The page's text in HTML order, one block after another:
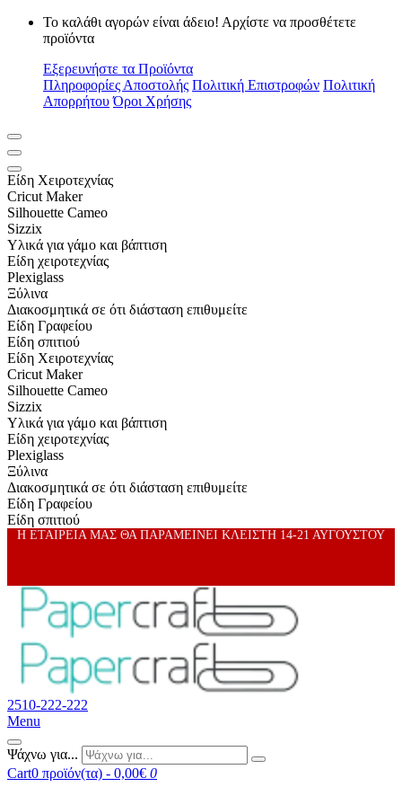
Το καλάθι αγορών είναι άδειο! Αρχίστε να προσθέτετε
προϊόντα
Εξερευνήστε τα Προϊόντα
Πληροφορίες Αποστολής Πολιτική Επιστροφών Πολιτική
Απορρήτου Όροι Χρήσης
Είδη Xειροτεχνίας
Cricut Maker
Silhouette Cameo
Sizzix
Υλικά για γάμο και βάπτιση
Είδη χειροτεχνίας
Plexiglass
Ξύλινα
Διακοσμητικά σε ότι διάσταση επιθυμείτε
Είδη Γραφείου
Είδη σπιτιού
Είδη Xειροτεχνίας
Cricut Maker
Silhouette Cameo
Sizzix
Υλικά για γάμο και βάπτιση
Είδη χειροτεχνίας
Plexiglass
Ξύλινα
Διακοσμητικά σε ότι διάσταση επιθυμείτε
Είδη Γραφείου
Είδη σπιτιού
Η ΕΤΑΙΡΕΙΑ ΜΑΣ ΘΑ ΠΑΡΑΜΕΙΝΕΙ ΚΛΕΙΣΤΗ 14-21 ΑΥΓΟΥΣΤΟΥ
2510-222-222
Menu
Ψάχνω για...
Cart0 προϊόν(τα) - 0,00€ 0